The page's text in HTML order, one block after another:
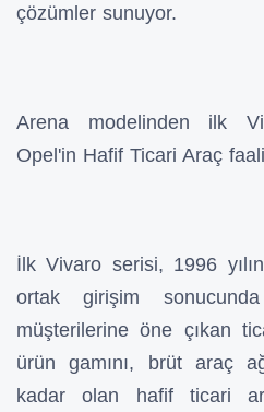
çözümler sunuyor.
Arena modelinden ilk
Opel'in Hafif Ticari Araç
İlk Vivaro serisi, 1996
ortak girişim
müşterilerine öne çıkan
ürün gamını, brüt araç
kadar olan hafif ticari